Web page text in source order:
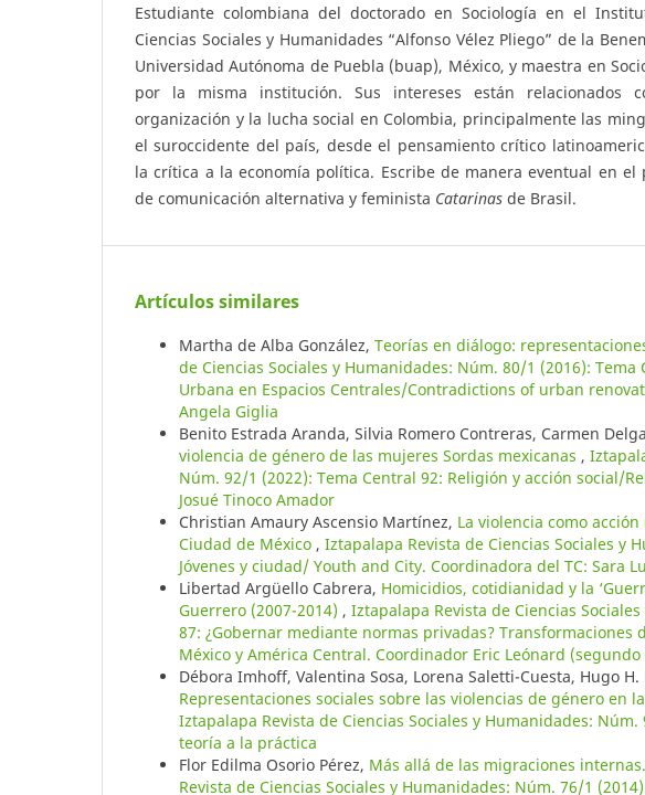
Estudiante colombiana del doctorado en Sociología en el
Ciencias Sociales y Humanidades “Alfonso Vélez Pliego” de la
Universidad Autónoma de Puebla (buap), México, y maestra en
por la misma institución. Sus intereses están relacionados
organización y la lucha social en Colombia, principalmente las
el suroccidente del país, desde el pensamiento crítico
la crítica a la economía política. Escribe de manera eventual en el
de comunicación alternativa y feminista Catarinas de Brasil.
Artículos similares
Martha de Alba González, Teorías en diálogo:
de Ciencias Sociales y Humanidades: Núm. 80/1 (2016):
Urbana en Espacios Centrales/Contradictions of urban
Angela Giglia
Benito Estrada Aranda, Silvia Romero Contreras, Carmen
violencia de género de las mujeres Sordas mexicanas ,
Núm. 92/1 (2022): Tema Central 92: Religión y acción social/
Josué Tinoco Amador
Christian Amaury Ascensio Martínez, La violencia como
Ciudad de México , Iztapalapa Revista de Ciencias Sociales y
Jóvenes y ciudad/ Youth and City. Coordinadora del TC: Sara
Libertad Argüello Cabrera, Homicidios, cotidianidad y la
Guerrero (2007-2014) , Iztapalapa Revista de Ciencias
87: ¿Gobernar mediante normas privadas?
México y América Central. Coordinador Eric Leónard (segundo
Débora Imhoff, Valentina Sosa, Lorena Saletti-Cuesta, Hugo
Representaciones sociales sobre las violencias de género en
Iztapalapa Revista de Ciencias Sociales y Humanidades:
teoría a la práctica
Flor Edilma Osorio Pérez, Más allá de las migraciones
Revista de Ciencias Sociales y Humanidades: Núm. 76/1